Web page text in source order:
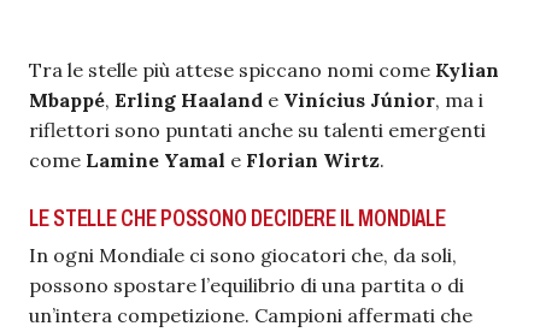
Tra le stelle più attese spiccano nomi come Kylian
Mbappé, Erling Haaland e Vinícius Júnior, ma i
riflettori sono puntati anche su talenti emergenti
come Lamine Yamal e Florian Wirtz.
LE STELLE CHE POSSONO DECIDERE IL MONDIALE
In ogni Mondiale ci sono giocatori che, da soli,
possono spostare l’equilibrio di una partita o di
un’intera competizione. Campioni affermati che